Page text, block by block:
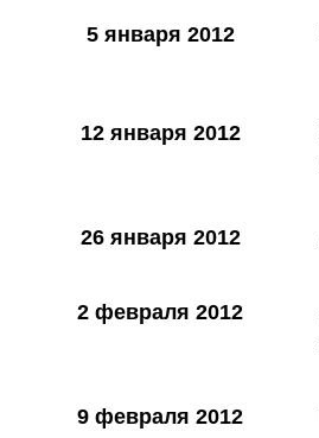
5 января 2012
12 января 2012
26 января 2012
2 февраля 2012
9 февраля 2012